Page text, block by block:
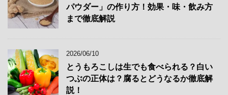
パウダー」の作り方！効果・味・飲み方
まで徹底解説
2026/06/10
とうもろこしは生でも食べられる？白い
つぶの正体は？腐るとどうなるか徹底解
説！